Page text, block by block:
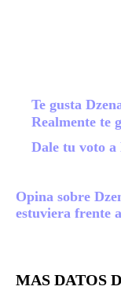
Te gusta
Realmente te
Dale tu voto a
Opina sobre
estuviera frente
MAS DATOS